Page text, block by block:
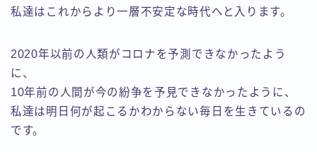
私達はこれからより一層不安定な時代へと入ります。
2020年以前の人類がコロナを予測できなかったよう
に、
10年前の人間が今の紛争を予見できなかったように、
私達は明日何が起こるかわからない毎日を生きているの
です。